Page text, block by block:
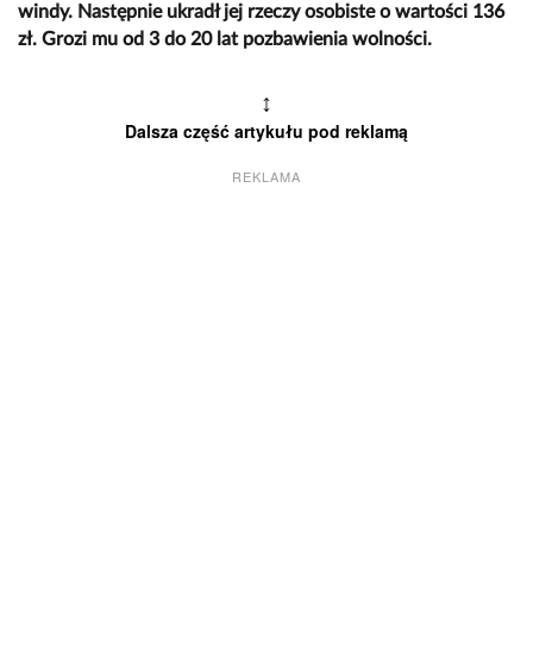
windy. Następnie ukradł jej rzeczy osobiste o wartości 136
zł. Grozi mu od 3 do 20 lat pozbawienia wolności.
↕
Dalsza część artykułu pod reklamą
REKLAMA